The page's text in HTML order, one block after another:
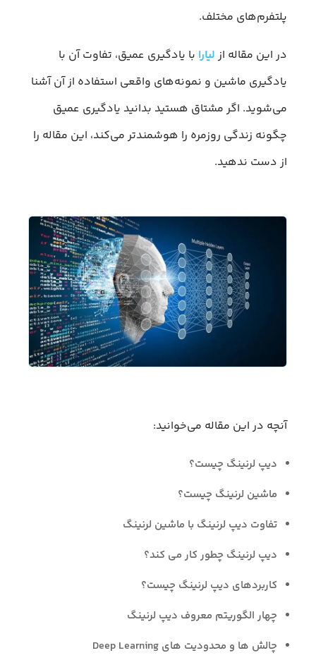
پلتفرم‌های مختلف.
در این مقاله از لیارا با یادگیری عمیق، تفاوت‌ آن با
یادگیری ماشین و نمونه‌های واقعی استفاده از آن آشنا
می‌شوید. اگر مشتاق هستید بدانید یادگیری عمیق
چگونه زندگی روزمره را هوشمندتر می‌کند، این مقاله را
از دست ندهید.
آنچه در این مقاله می‌خوانید:
دیپ لرنینگ چیست؟
ماشین لرنینگ چیست؟
تفاوت دیپ لرنینگ با ماشین لرنینگ
دیپ لرنینگ چطور کار می کند؟
کاربردهای دیپ لرنینگ چیست؟
چهار الگوریتم معروف دیپ لرنینگ
چالش ها و محدودیت های Deep Learning